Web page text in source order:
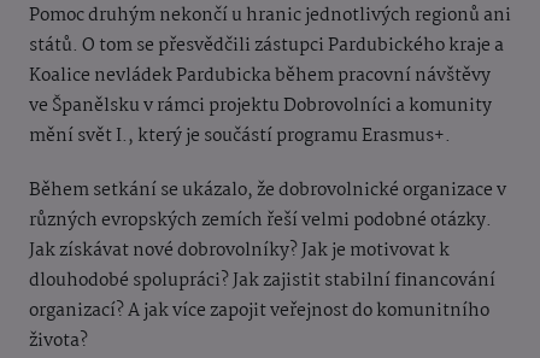
Pomoc druhým nekončí u hranic jednotlivých regionů ani
států. O tom se přesvědčili zástupci Pardubického kraje a
Koalice nevládek Pardubicka během pracovní návštěvy
ve Španělsku v rámci projektu Dobrovolníci a komunity
mění svět I., který je součástí programu Erasmus+.
Během setkání se ukázalo, že dobrovolnické organizace v
různých evropských zemích řeší velmi podobné otázky.
Jak získávat nové dobrovolníky? Jak je motivovat k
dlouhodobé spolupráci? Jak zajistit stabilní financování
organizací? A jak více zapojit veřejnost do komunitního
života?